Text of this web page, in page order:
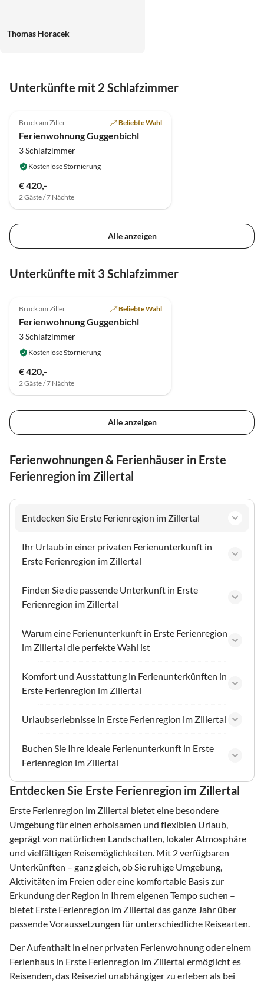
Thomas Horacek
Unterkünfte mit 2 Schlafzimmer
Bruck am Ziller Beliebte Wahl
Ferienwohnung Guggenbichl
3 Schlafzimmer
Kostenlose Stornierung
€ 420,-
2 Gäste / 7 Nächte
Alle anzeigen
Unterkünfte mit 3 Schlafzimmer
Bruck am Ziller Beliebte Wahl
Ferienwohnung Guggenbichl
3 Schlafzimmer
Kostenlose Stornierung
€ 420,-
2 Gäste / 7 Nächte
Alle anzeigen
Ferienwohnungen & Ferienhäuser in Erste
Ferienregion im Zillertal
Entdecken Sie Erste Ferienregion im Zillertal
Ihr Urlaub in einer privaten Ferienunterkunft in
Erste Ferienregion im Zillertal
Finden Sie die passende Unterkunft in Erste
Ferienregion im Zillertal
Warum eine Ferienunterkunft in Erste Ferienregion
im Zillertal die perfekte Wahl ist
Komfort und Ausstattung in Ferienunterkünften in
Erste Ferienregion im Zillertal
Urlaubserlebnisse in Erste Ferienregion im Zillertal
Buchen Sie Ihre ideale Ferienunterkunft in Erste
Ferienregion im Zillertal
Entdecken Sie Erste Ferienregion im Zillertal
Erste Ferienregion im Zillertal bietet eine besondere
Umgebung für einen erholsamen und flexiblen Urlaub,
geprägt von natürlichen Landschaften, lokaler Atmosphäre
und vielfältigen Reisemöglichkeiten. Mit 2 verfügbaren
Unterkünften – ganz gleich, ob Sie ruhige Umgebung,
Aktivitäten im Freien oder eine komfortable Basis zur
Erkundung der Region in Ihrem eigenen Tempo suchen –
bietet Erste Ferienregion im Zillertal das ganze Jahr über
passende Voraussetzungen für unterschiedliche Reisearten.
Der Aufenthalt in einer privaten Ferienwohnung oder einem
Ferienhaus in Erste Ferienregion im Zillertal ermöglicht es
Reisenden, das Reiseziel unabhängiger zu erleben als bei